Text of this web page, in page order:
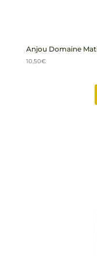
Anjou Domaine
10,50€